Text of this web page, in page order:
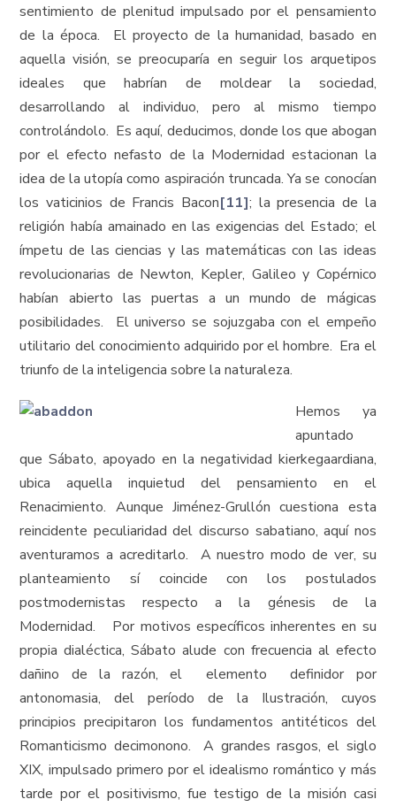
sentimiento de plenitud impulsado por el pensamiento
de la época. El proyecto de la humanidad, basado en
aquella visión, se preocuparía en seguir los arquetipos
ideales que habrían de moldear la sociedad,
desarrollando al individuo, pero al mismo tiempo
controlándolo. Es aquí, deducimos, donde los que abogan
por el efecto nefasto de la Modernidad estacionan la
idea de la utopía como aspiración truncada. Ya se conocían
los vaticinios de Francis Bacon[11]; la presencia de la
religión había amainado en las exigencias del Estado; el
ímpetu de las ciencias y las matemáticas con las ideas
revolucionarias de Newton, Kepler, Galileo y Copérnico
habían abierto las puertas a un mundo de mágicas
posibilidades. El universo se sojuzgaba con el empeño
utilitario del conocimiento adquirido por el hombre. Era el
triunfo de la inteligencia sobre la naturaleza.
Hemos ya
apuntado
que Sábato, apoyado en la negatividad kierkegaardiana,
ubica aquella inquietud del pensamiento en el
Renacimiento. Aunque Jiménez-Grullón cuestiona esta
reincidente peculiaridad del discurso sabatiano, aquí nos
aventuramos a acreditarlo. A nuestro modo de ver, su
planteamiento sí coincide con los postulados
postmodernistas respecto a la génesis de la
Modernidad. Por motivos específicos inherentes en su
propia dialéctica, Sábato alude con frecuencia al efecto
dañino de la razón, el elemento definidor por
antonomasia, del período de la Ilustración, cuyos
principios precipitaron los fundamentos antitéticos del
Romanticismo decimonono. A grandes rasgos, el siglo
XIX, impulsado primero por el idealismo romántico y más
tarde por el positivismo, fue testigo de la misión casi